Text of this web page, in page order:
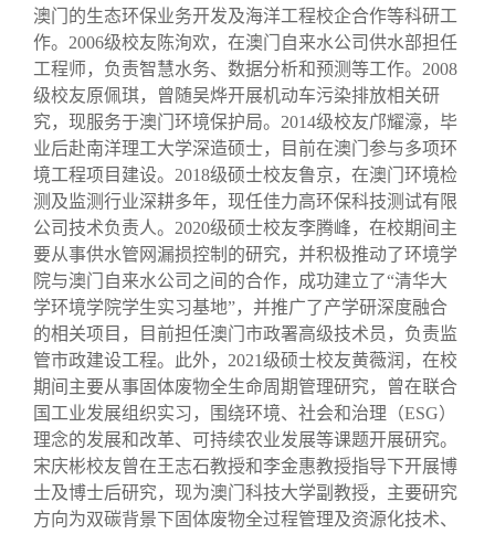
澳门的生态环保业务开发及海洋工程校企合作等科研工
作。2006级校友陈洵欢，在澳门自来水公司供水部担任
工程师，负责智慧水务、数据分析和预测等工作。2008
级校友原佩琪，曾随吴烨开展机动车污染排放相关研
究，现服务于澳门环境保护局。2014级校友邝耀濠，毕
业后赴南洋理工大学深造硕士，目前在澳门参与多项环
境工程项目建设。2018级硕士校友鲁京，在澳门环境检
测及监测行业深耕多年，现任佳力高环保科技测试有限
公司技术负责人。2020级硕士校友李腾峰，在校期间主
要从事供水管网漏损控制的研究，并积极推动了环境学
院与澳门自来水公司之间的合作，成功建立了“清华大
学环境学院学生实习基地”，并推广了产学研深度融合
的相关项目，目前担任澳门市政署高级技术员，负责监
管市政建设工程。此外，2021级硕士校友黄薇润，在校
期间主要从事固体废物全生命周期管理研究，曾在联合
国工业发展组织实习，围绕环境、社会和治理（ESG）
理念的发展和改革、可持续农业发展等课题开展研究。
宋庆彬校友曾在王志石教授和李金惠教授指导下开展博
士及博士后研究，现为澳门科技大学副教授，主要研究
方向为双碳背景下固体废物全过程管理及资源化技术、